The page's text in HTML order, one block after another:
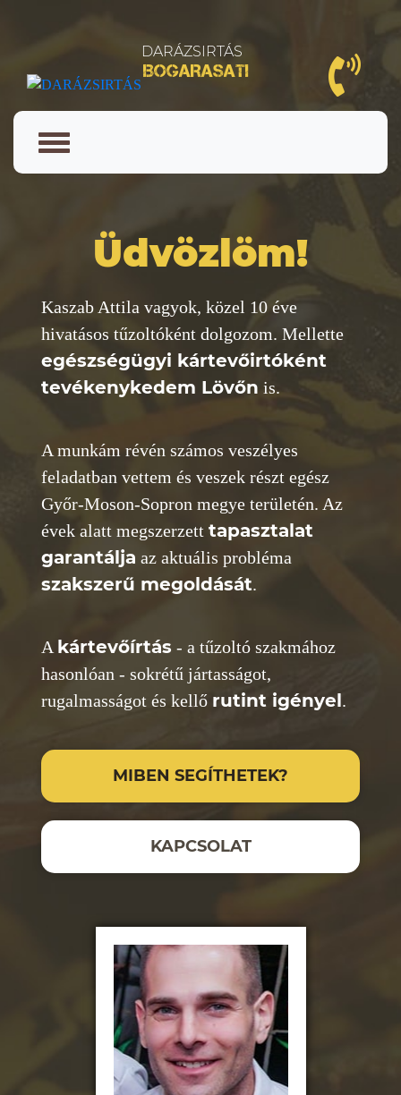
DARÁZSIRTÁS
BOGARASATI
Üdvözlöm!
Kaszab Attila vagyok, közel 10 éve
hivatásos tűzoltóként dolgozom. Mellette
egészségügyi kártevőirtóként
tevékenykedem Lövőn is.
A munkám révén számos veszélyes
feladatban vettem és veszek részt egész
Győr-Moson-Sopron megye területén. Az
évek alatt megszerzett tapasztalat
garantálja az aktuális probléma
szakszerű megoldását.
A kártevőírtás - a tűzoltó szakmához
hasonlóan - sokrétű jártasságot,
rugalmasságot és kellő rutint igényel.
MIBEN SEGÍTHETEK?
KAPCSOLAT